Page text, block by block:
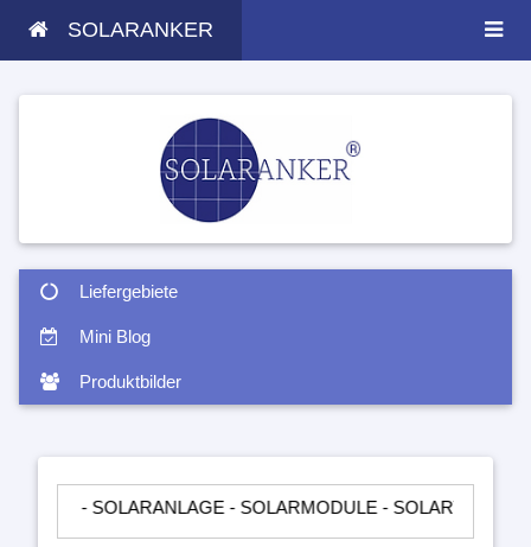
SOLARANKER
Liefergebiete
Mini Blog
Produktbilder
- SOLARMODULE - SOLARTASCHEN -